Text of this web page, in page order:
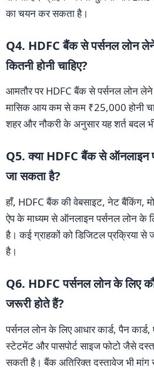
का चयन कर सकता है।
Q4. HDFC बैंक से पर्सनल लोन
कितनी होनी चाहिए?
आमतौर पर HDFC बैंक से पर्सनल लोन
मासिक आय कम से कम ₹25,000 होनी
शहर और नौकरी के अनुसार यह शर्त बदल
Q5. क्या HDFC बैंक से ऑनलाइन
जा सकता है?
हाँ, HDFC बैंक की वेबसाइट, नेट बैंकिंग,
ऐप के माध्यम से ऑनलाइन पर्सनल लोन के
है। कई ग्राहकों को डिजिटल प्रक्रिया से
है।
Q6. HDFC पर्सनल लोन के लिए
जरूरी होते हैं?
पर्सनल लोन के लिए आधार कार्ड, पैन
स्टेटमेंट और पासपोर्ट साइज फोटो जैसे
सकती है। बैंक अतिरिक्त दस्तावेज भी मांग